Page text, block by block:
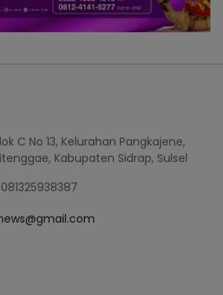
C No 13, Kelurahan Pangkajene,
Kabupaten Sidrap, Sulsel